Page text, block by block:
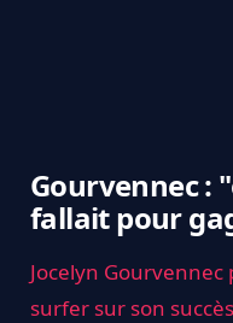
Gourvennec :
fallait pour
Jocelyn Gourvennec
surfer sur son